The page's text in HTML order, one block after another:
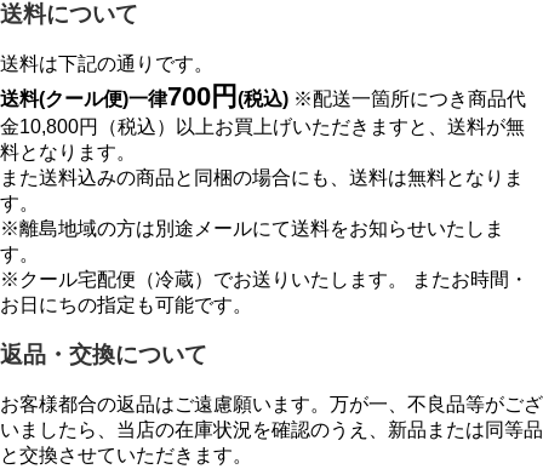
送料について
送料は下記の通りです。
送料(クール便)一律700円 (税込) ※配送一箇所につき商品代
金10,800円（税込）以上お買上げいただきますと、送料が無
料となります。
また送料込みの商品と同梱の場合にも、送料は無料となりま
す。
※離島地域の方は別途メールにて送料をお知らせいたしま
す。
※クール宅配便（冷蔵）でお送りいたします。 またお時間・
お日にちの指定も可能です。
返品・交換について
お客様都合の返品はご遠慮願います。万が一、不良品等がござ
いましたら、当店の在庫状況を確認のうえ、新品または同等品
と交換させていただきます。